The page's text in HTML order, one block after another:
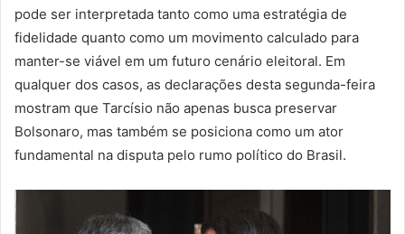
pode ser interpretada tanto como uma estratégia de
fidelidade quanto como um movimento calculado para
manter-se viável em um futuro cenário eleitoral. Em
qualquer dos casos, as declarações desta segunda-feira
mostram que Tarcísio não apenas busca preservar
Bolsonaro, mas também se posiciona como um ator
fundamental na disputa pelo rumo político do Brasil.